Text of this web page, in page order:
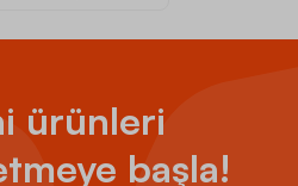
ürünleri
başla!